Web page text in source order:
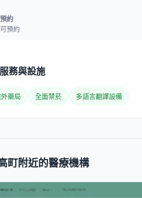
約
預約
服務與設施
外藥局 全面禁菸 多語言翻譯設備
町附近的醫療機構